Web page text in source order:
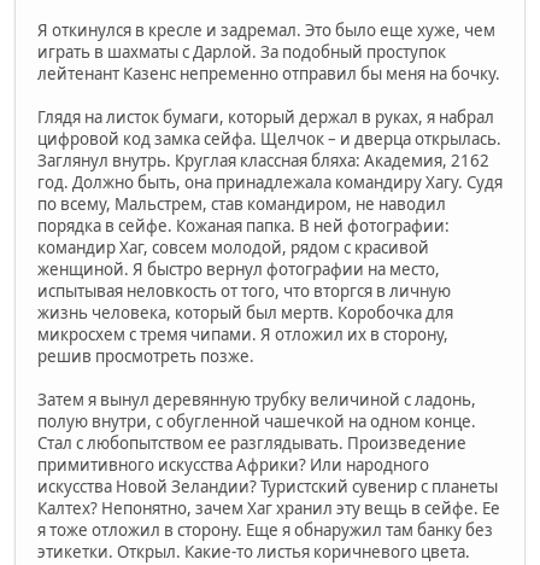
Я откинулся в кресле и задремал. Это было еще хуже, чем
играть в шахматы с Дарлой. За подобный проступок
лейтенант Казенс непременно отправил бы меня на бочку.
Глядя на листок бумаги, который держал в руках, я набрал
цифровой код замка сейфа. Щелчок – и дверца открылась.
Заглянул внутрь. Круглая классная бляха: Академия, 2162
год. Должно быть, она принадлежала командиру Хагу. Судя
по всему, Мальстрем, став командиром, не наводил
порядка в сейфе. Кожаная папка. В ней фотографии:
командир Хаг, совсем молодой, рядом с красивой
женщиной. Я быстро вернул фотографии на место,
испытывая неловкость от того, что вторгся в личную
жизнь человека, который был мертв. Коробочка для
микросхем с тремя чипами. Я отложил их в сторону,
решив просмотреть позже.
Затем я вынул деревянную трубку величиной с ладонь,
полую внутри, с обугленной чашечкой на одном конце.
Стал с любопытством ее разглядывать. Произведение
примитивного искусства Африки? Или народного
искусства Новой Зеландии? Туристский сувенир с планеты
Калтех? Непонятно, зачем Хаг хранил эту вещь в сейфе. Ее
я тоже отложил в сторону. Еще я обнаружил там банку без
этикетки. Открыл. Какие-то листья коричневого цвета.